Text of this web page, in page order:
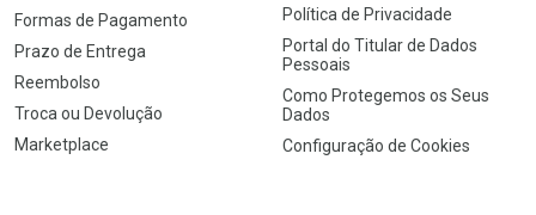
Formas de Pagamento
Prazo de Entrega
Reembolso
Troca ou Devolução
Marketplace
Política de Privacidade
Portal do Titular de Dados
Pessoais
Como Protegemos os Seus
Dados
Configuração de Cookies